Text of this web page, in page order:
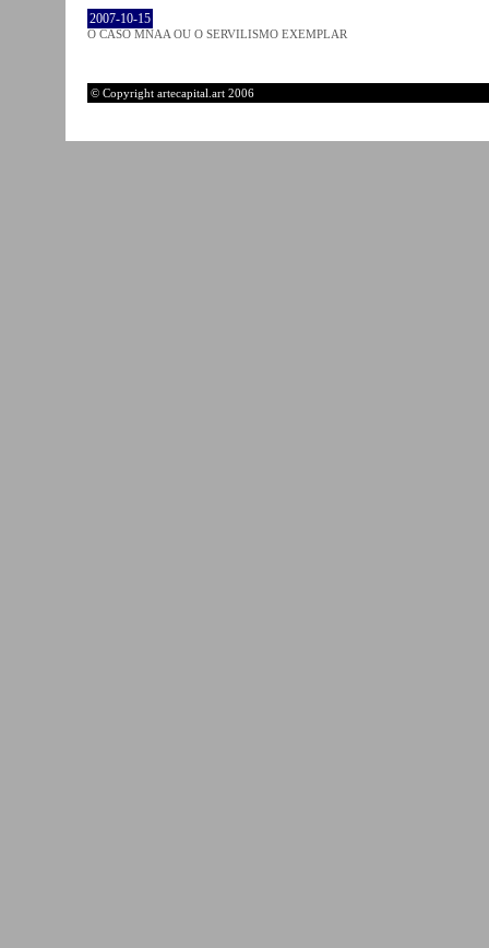
2007-10-15
O CASO MNAA OU O SERVILISMO EXEMPLAR
© Copyright artecapital.art 2006